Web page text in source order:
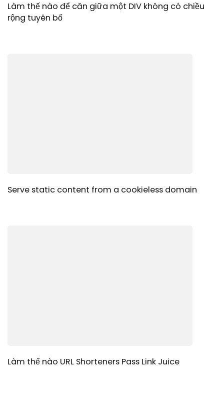
Làm thế nào để căn giữa một DIV không có chiều
rộng tuyên bố
Serve static content from a cookieless domain
Làm thế nào URL Shorteners Pass Link Juice